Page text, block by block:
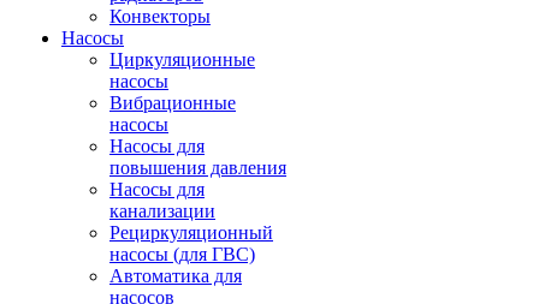
Конвекторы
Насосы
Циркуляционные
насосы
Вибрационные
насосы
Насосы для
повышения давления
Насосы для
канализации
Рециркуляционный
насосы (для ГВС)
Автоматика для
насосов